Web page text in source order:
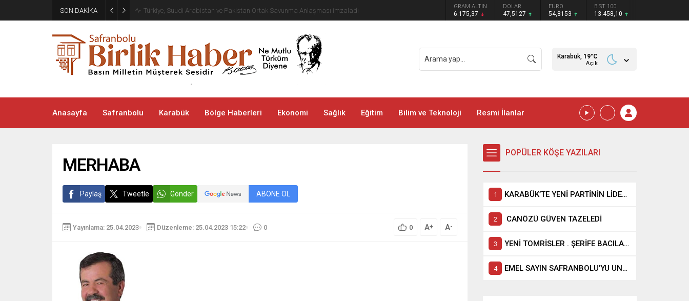
SON DAKİKA Türkiye, Suudi Arabistan ve Pakistan Ortak Savunma Anlaşması imzaladı GRAM ALTIN
6.175,37
DOLAR
47,5127
EURO
54,8153
BIST 100
13.458,10
Karabük, 19°C
Açık
Anasayfa Safranbolu Karabük Bölge Haberleri Ekonomi Sağlık Eğitim Bilim ve Teknoloji Resmi İlanlar
MERHABA
Paylaş Tweetle Gönder ABONE OL
Yayınlama: 25.04.2023 Düzenleme: 25.04.2023 15:22 0 0 A+ A-
POPÜLER KÖŞE YAZILARI
KARABÜK’TE YENİ PARTİNİN LİDERİ ELİF KÖSE Mİ?
CANÖZÜ GÜVEN TAZELEDİ
YENİ TOMRİSLER . ŞERİFE BACILAR GELİYOR
EMEL SAYIN SAFRANBOLU’YU UNUTAMIYOR